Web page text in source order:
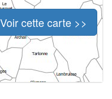
Voir cette carte >>